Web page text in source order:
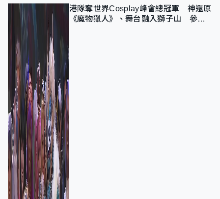
港隊奪世界Cosplay峰會總冠軍 神還原
《魔物獵人》、舞台融入獅子山 參賽